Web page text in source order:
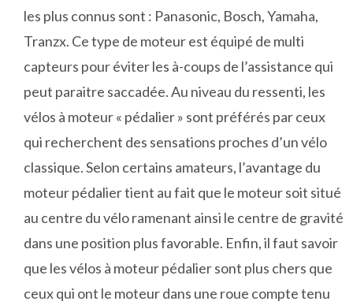
les plus connus sont : Panasonic, Bosch, Yamaha,
Tranzx. Ce type de moteur est équipé de multi
capteurs pour éviter les à-coups de l’assistance qui
peut paraitre saccadée. Au niveau du ressenti, les
vélos à moteur « pédalier » sont préférés par ceux
qui recherchent des sensations proches d’un vélo
classique. Selon certains amateurs, l’avantage du
moteur pédalier tient au fait que le moteur soit situé
au centre du vélo ramenant ainsi le centre de gravité
dans une position plus favorable. Enfin, il faut savoir
que les vélos à moteur pédalier sont plus chers que
ceux qui ont le moteur dans une roue compte tenu